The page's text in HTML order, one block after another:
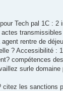
Tech pal 1C : 2
rentre de
? Accessibilité :
compétences
surle
les sanctions